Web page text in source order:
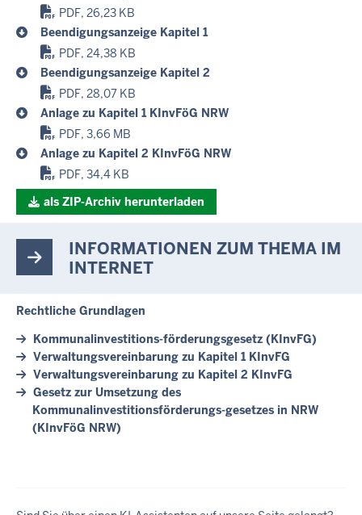
PDF, 26,23 KB
Beendigungsanzeige Kapitel 1
PDF, 24,38 KB
Beendigungsanzeige Kapitel 2
PDF, 28,07 KB
Anlage zu Kapitel 1 KInvFöG NRW
PDF, 3,66 MB
Anlage zu Kapitel 2 KInvFöG NRW
PDF, 34,4 KB
als ZIP-Archiv herunterladen
INFORMATIONEN ZUM THEMA IM
INTERNET
Rechtliche Grundlagen
Kommunalinvestitions-förderungsgesetz (KInvFG)
Verwaltungsvereinbarung zu Kapitel 1 KInvFG
Verwaltungsvereinbarung zu Kapitel 2 KInvFG
Gesetz zur Umsetzung des
Kommunalinvestitionsförderungs-gesetzes in NRW
(KInvFöG NRW)